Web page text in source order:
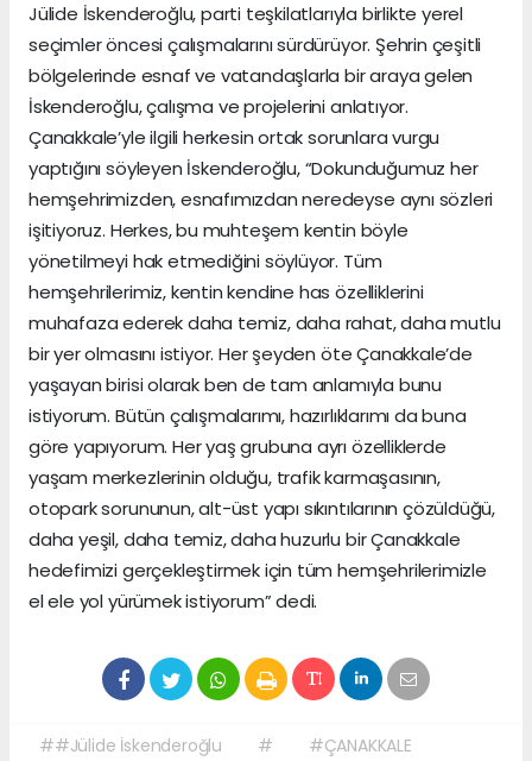
Jülide İskenderoğlu, parti teşkilatlarıyla birlikte yerel
seçimler öncesi çalışmalarını sürdürüyor. Şehrin çeşitli
bölgelerinde esnaf ve vatandaşlarla bir araya gelen
İskenderoğlu, çalışma ve projelerini anlatıyor.
Çanakkale’yle ilgili herkesin ortak sorunlara vurgu
yaptığını söyleyen İskenderoğlu, “Dokunduğumuz her
hemşehrimizden, esnafımızdan neredeyse aynı sözleri
işitiyoruz. Herkes, bu muhteşem kentin böyle
yönetilmeyi hak etmediğini söylüyor. Tüm
hemşehrilerimiz, kentin kendine has özelliklerini
muhafaza ederek daha temiz, daha rahat, daha mutlu
bir yer olmasını istiyor. Her şeyden öte Çanakkale’de
yaşayan birisi olarak ben de tam anlamıyla bunu
istiyorum. Bütün çalışmalarımı, hazırlıklarımı da buna
göre yapıyorum. Her yaş grubuna ayrı özelliklerde
yaşam merkezlerinin olduğu, trafik karmaşasının,
otopark sorununun, alt-üst yapı sıkıntılarının çözüldüğü,
daha yeşil, daha temiz, daha huzurlu bir Çanakkale
hedefimizi gerçekleştirmek için tüm hemşehrilerimizle
el ele yol yürümek istiyorum” dedi.
##Jülide İskenderoğlu # #ÇANAKKALE